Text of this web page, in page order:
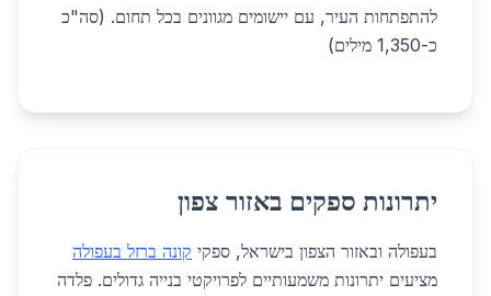
להתפתחות העיר, עם יישומים מגוונים בכל תחום. (סה"כ
כ-1,350 מילים)
יתרונות ספקים באזור צפון
בעפולה ובאזור הצפון בישראל, ספקי קונה ברזל בעפולה
מציעים יתרונות משמעותיים לפרויקטי בנייה גדולים. פלדה